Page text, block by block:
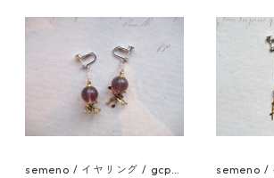
semeno / イヤリング / gcp-
semeno / イヤリング / gcp-